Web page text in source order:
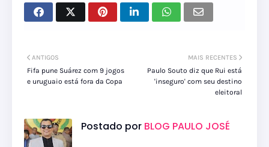
MAIS RECENTES
Paulo Souto diz que Rui está
'inseguro' com seu destino
eleitoral
ANTIGOS
Fifa pune Suárez com 9 jogos
e uruguaio está fora da Copa
Postado por BLOG PAULO JOSÉ